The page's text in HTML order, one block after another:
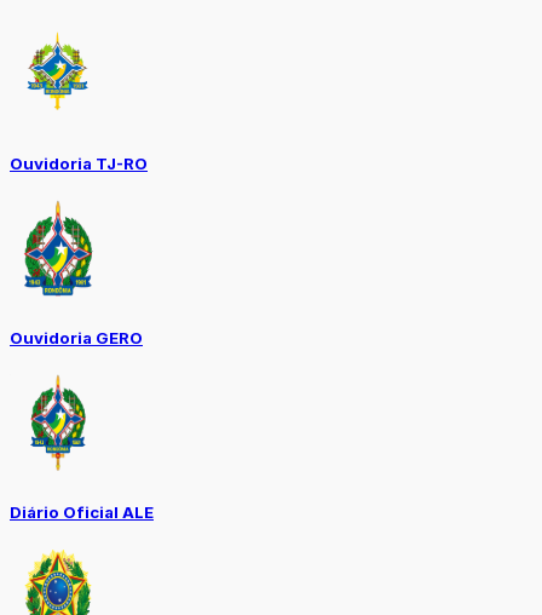
Ouvidoria TJ-RO
Ouvidoria GERO
Diário Oficial ALE